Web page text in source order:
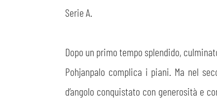
Serie A.
Dopo un primo tempo splendido,
Pohjanpalo complica i piani. Ma nel
d’angolo conquistato con generosità e